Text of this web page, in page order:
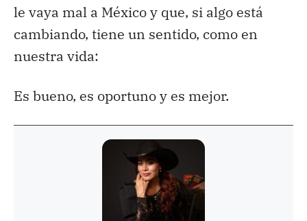
le vaya mal a México y que, si algo está
cambiando, tiene un sentido, como en
nuestra vida:
Es bueno, es oportuno y es mejor.